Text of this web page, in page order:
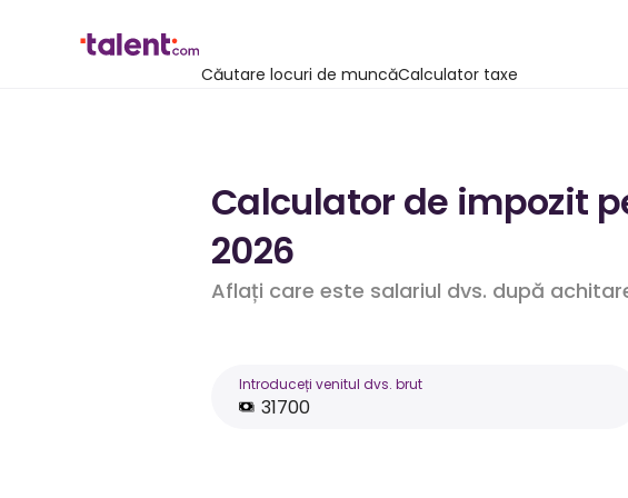
Căutare locuri de muncăCalculator taxe
Calculator de impozit
2026
Aflați care este salariul dvs. după
Introduceți venitul dvs. brut